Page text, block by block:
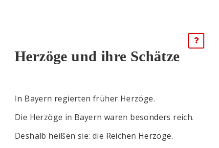
Herzöge und ihre Schätze
In Bayern regierten früher Herzöge.
Die Herzöge in Bayern waren besonders reich.
Deshalb heißen sie: die Reichen Herzöge.